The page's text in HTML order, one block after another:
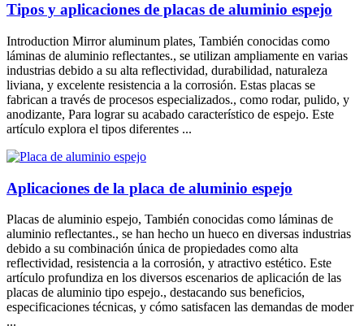
Tipos y aplicaciones de placas de aluminio espejo
Introduction Mirror aluminum plates, También conocidas como
láminas de aluminio reflectantes., se utilizan ampliamente en varias
industrias debido a su alta reflectividad, durabilidad, naturaleza
liviana, y excelente resistencia a la corrosión. Estas placas se
fabrican a través de procesos especializados., como rodar, pulido, y
anodizante, Para lograr su acabado característico de espejo. Este
artículo explora el tipos diferentes ...
Aplicaciones de la placa de aluminio espejo
Placas de aluminio espejo, También conocidas como láminas de
aluminio reflectantes., se han hecho un hueco en diversas industrias
debido a su combinación única de propiedades como alta
reflectividad, resistencia a la corrosión, y atractivo estético. Este
artículo profundiza en los diversos escenarios de aplicación de las
placas de aluminio tipo espejo., destacando sus beneficios,
especificaciones técnicas, y cómo satisfacen las demandas de moder
...